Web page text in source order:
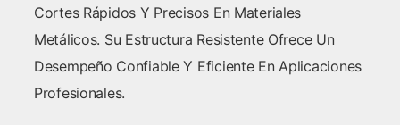
Cortes Rápidos Y Precisos En Materiales
Metálicos. Su Estructura Resistente Ofrece Un
Desempeño Confiable Y Eficiente En Aplicaciones
Profesionales.